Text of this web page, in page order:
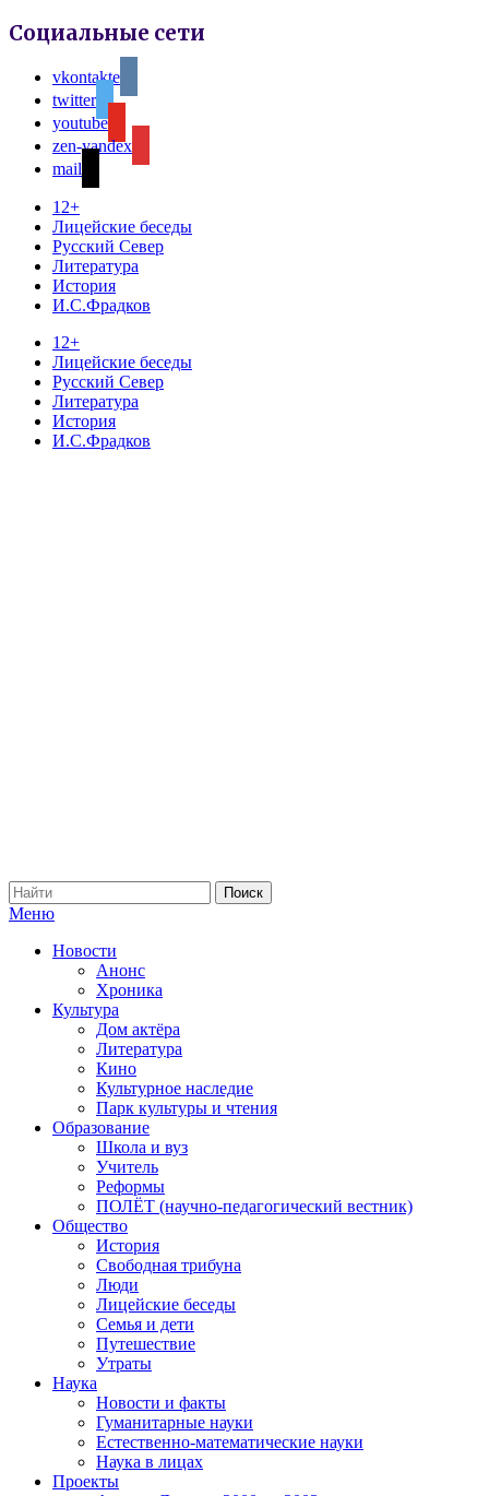
Социальные сети
vkontakte
twitter
youtube
zen-yandex
mail
12+
Лицейские беседы
Русский Север
Литература
История
И.С.Фрадков
12+
Лицейские беседы
Русский Север
Литература
История
И.С.Фрадков
Меню
Новости
Анонс
Хроника
Культура
Дом актёра
Литература
Кино
Культурное наследие
Парк культуры и чтения
Образование
Школа и вуз
Учитель
Реформы
ПОЛЁТ (научно-педагогический вестник)
Общество
История
Свободная трибуна
Люди
Лицейские беседы
Семья и дети
Путешествие
Утраты
Наука
Новости и факты
Гуманитарные науки
Естественно-математические науки
Наука в лицах
Проекты